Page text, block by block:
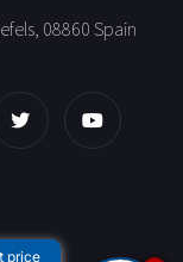
08860 Spain
price